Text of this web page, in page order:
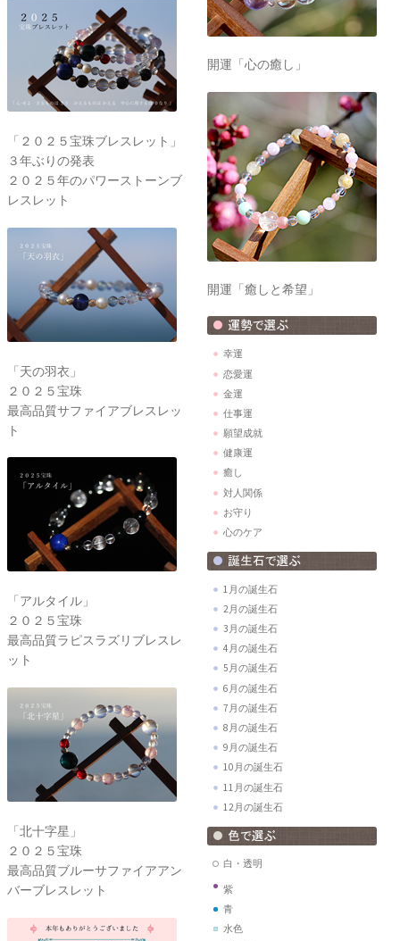
「２０２５宝珠ブレスレット」
３年ぶりの発表
２０２５年のパワーストーンブ
レスレット
「天の羽衣」
２０２５宝珠
最高品質サファイアブレスレッ
ト
「アルタイル」
２０２５宝珠
最高品質ラピスラズリブレスレ
ット
「北十字星」
２０２５宝珠
最高品質ブルーサファイアアン
バーブレスレット
開運「心の癒し」
開運「癒しと希望」
幸運
恋愛運
金運
仕事運
願望成就
健康運
癒し
対人関係
お守り
心のケア
1月の誕生石
2月の誕生石
3月の誕生石
4月の誕生石
5月の誕生石
6月の誕生石
7月の誕生石
8月の誕生石
9月の誕生石
10月の誕生石
11月の誕生石
12月の誕生石
白・透明
紫
青
水色